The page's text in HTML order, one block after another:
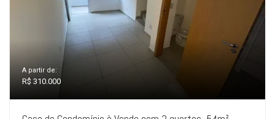
A partir de:
R$ 310.000